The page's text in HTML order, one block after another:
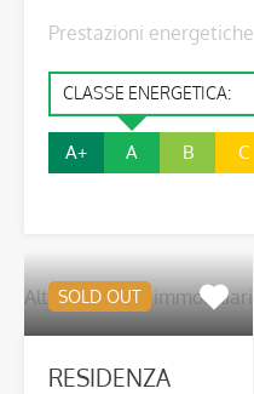
Prestazioni energetiche
CLASSE ENERGETICA:
A+ A B C
Altre proposte immobiliari
SOLD OUT
RESIDENZA